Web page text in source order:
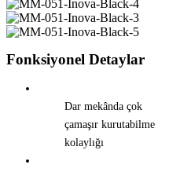
Fonksiyonel Detaylar
Dar mekânda çok
çamaşır kurutabilme
kolaylığı